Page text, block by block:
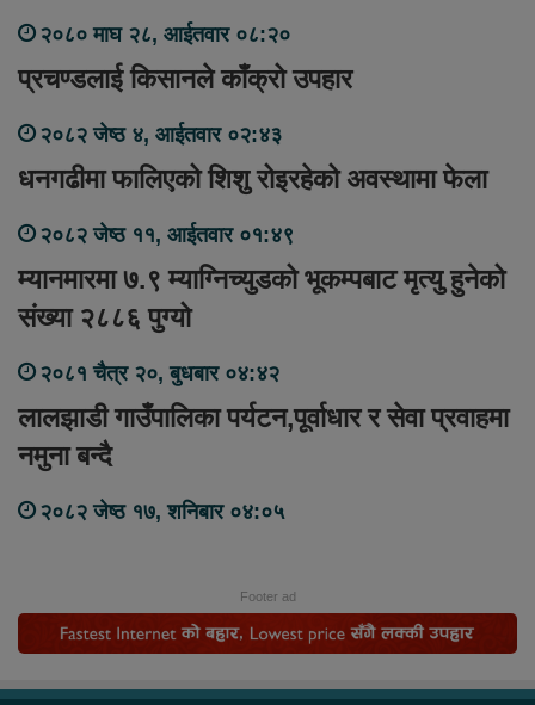
२०८० माघ २८, आईतवार ०८:२०
प्रचण्डलाई किसानले काँक्रो उपहार
२०८२ जेष्ठ ४, आईतवार ०२:४३
धनगढीमा फालिएको शिशु रोइरहेको अवस्थामा फेला
२०८२ जेष्ठ ११, आईतवार ०१:४९
म्यानमारमा ७.९ म्याग्निच्युडको भूकम्पबाट मृत्यु हुनेको
संख्या २८८६ पुग्यो
२०८१ चैत्र २०, बुधबार ०४:४२
लालझाडी गाउँपालिका पर्यटन,पूर्वाधार र सेवा प्रवाहमा
नमुना बन्दै
२०८२ जेष्ठ १७, शनिबार ०४:०५
Footer ad